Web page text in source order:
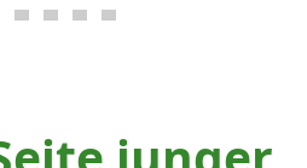
slide 1slide 2
Focus slide 3
Focus slide 4
Focus slide 5
Focus slide 6